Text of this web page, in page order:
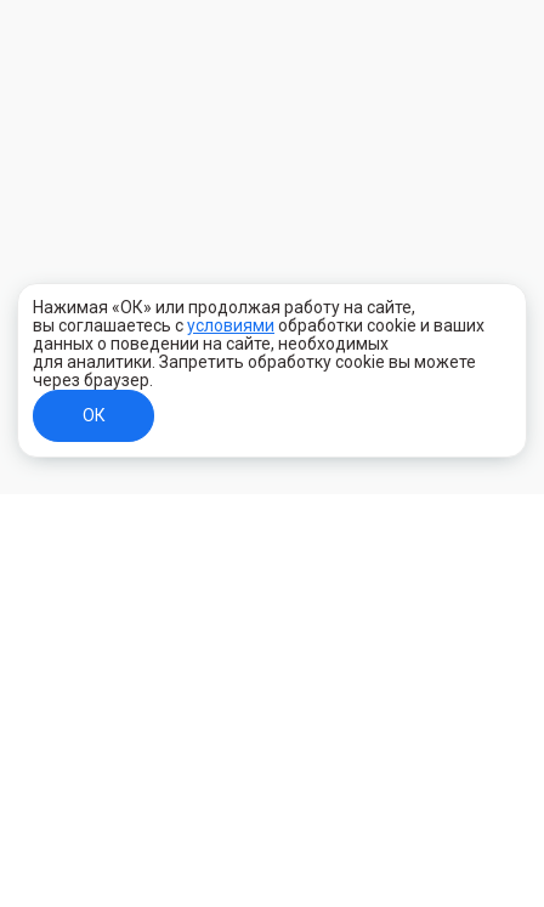
Нажимая «ОК» или продолжая работу на сайте,
вы соглашаетесь сусловиями обработки cookie и ваших
данных о поведении на сайте, необходимых
для аналитики. Запретить обработку cookie вы можете
через браузер.
ОК